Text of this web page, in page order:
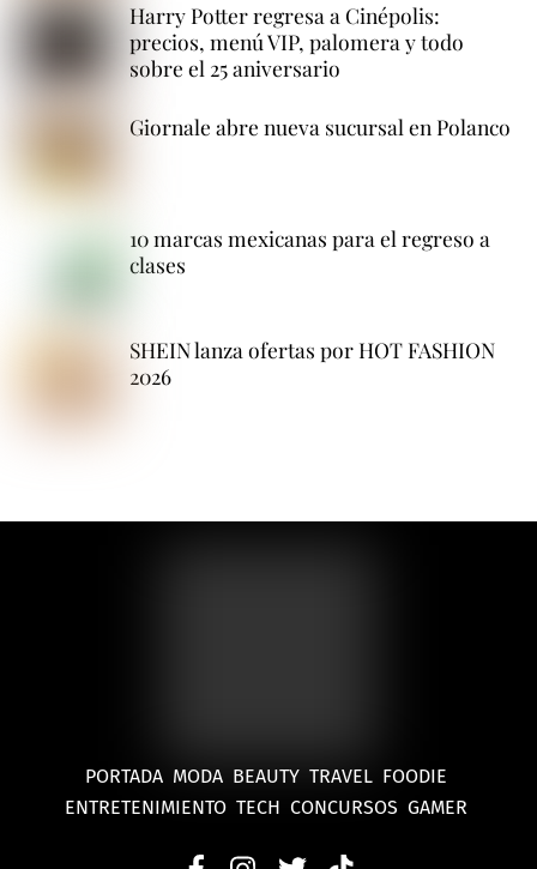
Harry Potter regresa a Cinépolis:
precios, menú VIP, palomera y todo
sobre el 25 aniversario
Giornale abre nueva sucursal en Polanco
10 marcas mexicanas para el regreso a
clases
SHEIN lanza ofertas por HOT FASHION
2026
PORTADA MODA BEAUTY TRAVEL FOODIE
ENTRETENIMIENTO TECH CONCURSOS GAMER